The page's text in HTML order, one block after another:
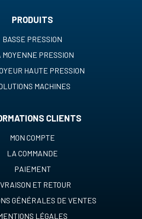
PRODUITS
BASSE PRESSION
MOYENNE PRESSION
HAUTE PRESSION
MACHINES
CLIENTS
MON COMPTE
LA COMMANDE
PAIEMENT
ET RETOUR
GÉNÉRALES DE VENTES
LÉGALES